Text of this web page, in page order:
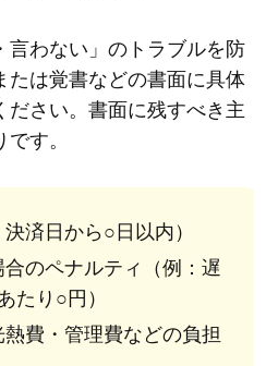
言わない」のトラブルを防
たは覚書などの書面に具体
ださい。書面に残すべき主
す。
済日から○日以内）
のペナルティ（例：遅
たり○円）
費・管理費などの負担